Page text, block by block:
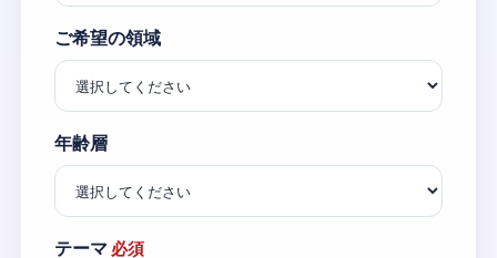
ご希望の領域
年齢層
テーマ 必須